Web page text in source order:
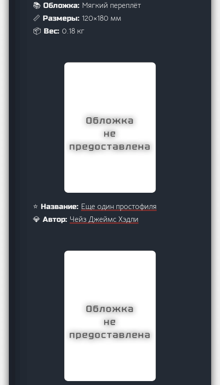
📚 Обложка: Мягкий переплёт
📏 Размеры:120×180 мм
📦 Вес:0.18 кг
⭐ Название: Еще один простофиля
💎 Автор: Чейз Джеймс Хэдли